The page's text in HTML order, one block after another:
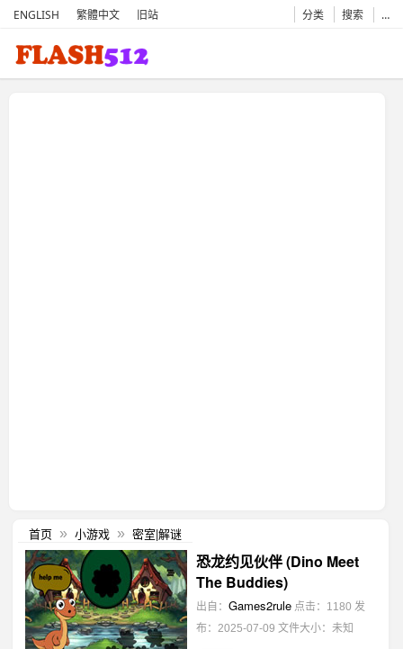
ENGLISH 繁體中文 旧站 分类 搜索 …
首页 » 小游戏 » 密室|解谜
恐龙约见伙伴 (Dino Meet
The Buddies)
出自： Games2rule 点击：1180 发
布：2025-07-09 文件大小：未知